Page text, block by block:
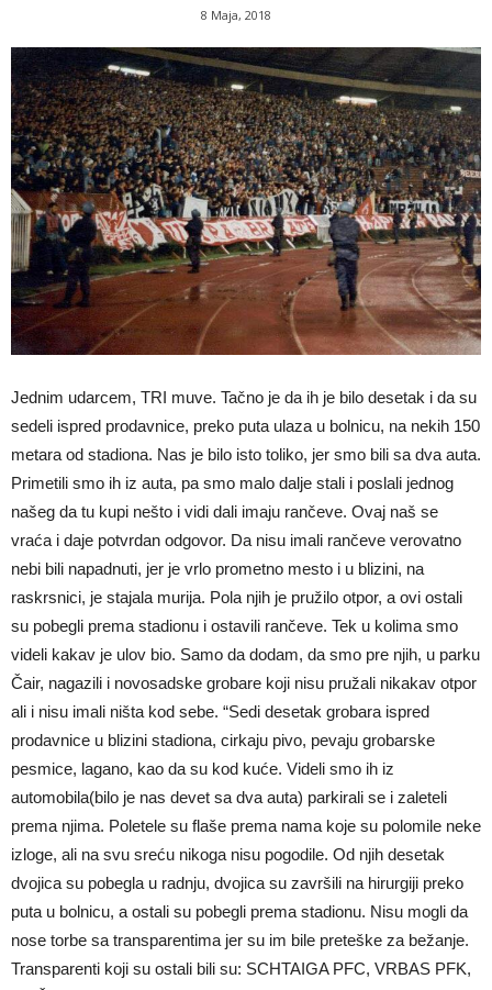
8 Maja, 2018
Jednim udarcem, TRI muve. Tačno je da ih je bilo desetak i da su
sedeli ispred prodavnice, preko puta ulaza u bolnicu, na nekih 150
metara od stadiona. Nas je bilo isto toliko, jer smo bili sa dva auta.
Primetili smo ih iz auta, pa smo malo dalјe stali i poslali jednog
našeg da tu kupi nešto i vidi dali imaju rančeve. Ovaj naš se
vraća i daje potvrdan odgovor. Da nisu imali rančeve verovatno
nebi bili napadnuti, jer je vrlo prometno mesto i u blizini, na
raskrsnici, je stajala murija. Pola njih je pružilo otpor, a ovi ostali
su pobegli prema stadionu i ostavili rančeve. Tek u kolima smo
videli kakav je ulov bio. Samo da dodam, da smo pre njih, u parku
Čair, nagazili i novosadske grobare koji nisu pružali nikakav otpor
ali i nisu imali ništa kod sebe. “Sedi desetak grobara ispred
prodavnice u blizini stadiona, cirkaju pivo, pevaju grobarske
pesmice, lagano, kao da su kod kuće. Videli smo ih iz
automobila(bilo je nas devet sa dva auta) parkirali se i zaleteli
prema njima. Poletele su flaše prema nama koje su polomile neke
izloge, ali na svu sreću nikoga nisu pogodile. Od njih desetak
dvojica su pobegla u radnju, dvojica su završili na hirurgiji preko
puta u bolnicu, a ostali su pobegli prema stadionu. Nisu mogli da
nose torbe sa transparentima jer su im bile preteške za bežanje.
Transparenti koji su ostali bili su: SCHTAIGA PFC, VRBAS PFK,